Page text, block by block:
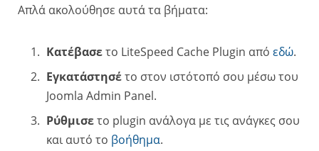
Απλά ακολούθησε αυτά τα βήματα:
Κατέβασετο LiteSpeed Cache Plugin από εδώ.
Εγκατάστησέτο στον ιστότοπό σου μέσω του
Joomla Admin Panel.
Ρύθμισετο plugin ανάλογα με τις ανάγκες σου
και αυτό το βοήθημα.